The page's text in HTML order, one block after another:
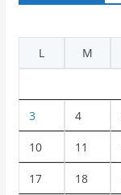
L
M
3 4
10 11
17 18